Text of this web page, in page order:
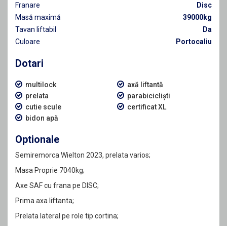
Franare
Disc
Masă maximă
39000kg
Tavan liftabil
Da
Culoare
Portocaliu
Dotari
multilock
prelata
cutie scule
bidon apă
axă liftantă
parabicicliști
certificat XL
Optionale
Semiremorca Wielton 2023, prelata varios;
Masa Proprie 7040kg;
Axe SAF cu frana pe DISC;
Prima axa liftanta;
Prelata lateral pe role tip cortina;